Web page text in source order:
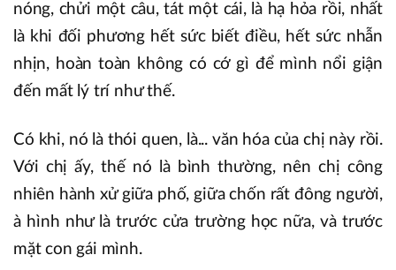
nóng, chửi một câu, tát một cái, là hạ hỏa rồi, nhất
là khi đối phương hết sức biết điều, hết sức nhẫn
nhịn, hoàn toàn không có cớ gì để mình nổi giận
đến mất lý trí như thế.
Có khi, nó là thói quen, là... văn hóa của chị này rồi.
Với chị ấy, thế nó là bình thường, nên chị công
nhiên hành xử giữa phố, giữa chốn rất đông người,
à hình như là trước cửa trường học nữa, và trước
mặt con gái mình.